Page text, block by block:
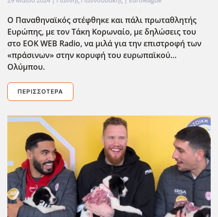
Ο Παναθηναϊκός στέφθηκε και πάλι πρωταθλητής
Ευρώπης, με τον Τάκη Κορωναίο, με δηλώσεις του
στο EOKWEB Radio, να μιλά για την επιστροφή των
«πράσινων» στην κορυφή του ευρωπαϊκού…
Ολύμπου.
ΠΕΡΙΣΣΌΤΕΡΑ